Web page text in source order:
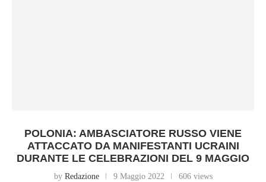
POLONIA: AMBASCIATORE RUSSO VIENE
ATTACCATO DA MANIFESTANTI UCRAINI
DURANTE LE CELEBRAZIONI DEL 9 MAGGIO
by Redazione 9 Maggio 2022 606 views